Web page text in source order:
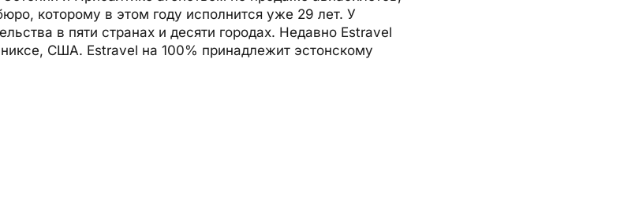
которому в этом году исполнится уже 29 лет. У
в пяти странах и десяти городах. Недавно Estravel
США. Estravel на 100% принадлежит эстонскому